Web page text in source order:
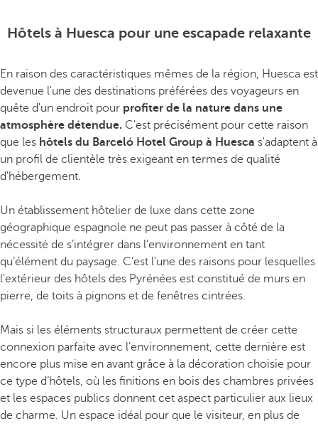
Hôtels à Huesca pour une escapade relaxante
En raison des caractéristiques mêmes de la région, Huesca est
devenue l'une des destinations préférées des voyageurs en
quête d'un endroit pour profiter de la nature dans une
atmosphère détendue. C'est précisément pour cette raison
que les hôtels du Barceló Hotel Group à Huesca s'adaptent à
un profil de clientèle très exigeant en termes de qualité
d'hébergement.
Un établissement hôtelier de luxe dans cette zone
géographique espagnole ne peut pas passer à côté de la
nécessité de s’intégrer dans l'environnement en tant
qu’élément du paysage. C’est l’une des raisons pour lesquelles
l'extérieur des hôtels des Pyrénées est constitué de murs en
pierre, de toits à pignons et de fenêtres cintrées.
Mais si les éléments structuraux permettent de créer cette
connexion parfaite avec l’environnement, cette dernière est
encore plus mise en avant grâce à la décoration choisie pour
ce type d’hôtels, où les finitions en bois des chambres privées
et les espaces publics donnent cet aspect particulier aux lieux
de charme. Un espace idéal pour que le visiteur, en plus de